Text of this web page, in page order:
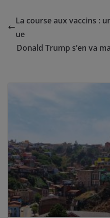
La course aux vaccins :
ue
Donald Trump s’en va